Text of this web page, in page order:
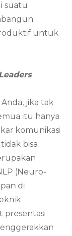
suatu
untuk
jika tak
itu hanya
komunikasi
bisa
(Neuro-
di
presentasi